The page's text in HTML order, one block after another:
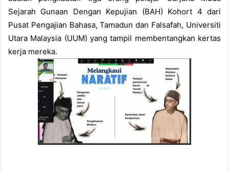
Sejarah Gunaan Dengan Kepujian (BAH) Kohort 4 dari
Pusat Pengajian Bahasa, Tamadun dan Falsafah, Universiti
Utara Malaysia (UUM) yang tampil membentangkan kertas
kerja mereka.